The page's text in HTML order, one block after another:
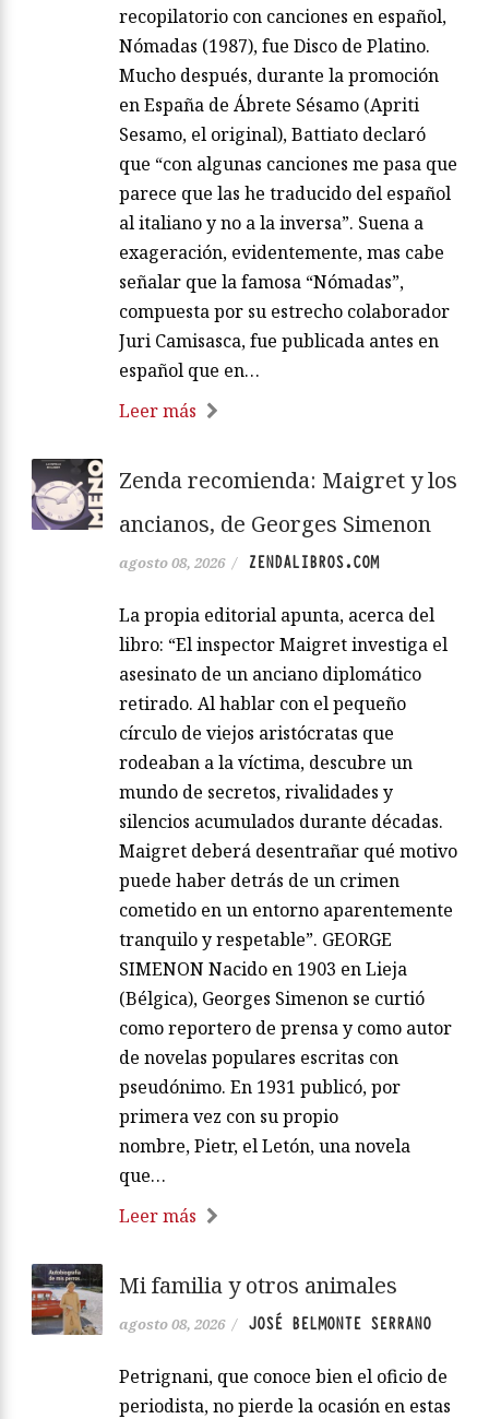
recopilatorio con canciones en español,
Nómadas (1987), fue Disco de Platino.
Mucho después, durante la promoción
en España de Ábrete Sésamo (Apriti
Sesamo, el original), Battiato declaró
que “con algunas canciones me pasa que
parece que las he traducido del español
al italiano y no a la inversa”. Suena a
exageración, evidentemente, mas cabe
señalar que la famosa “Nómadas”,
compuesta por su estrecho colaborador
Juri Camisasca, fue publicada antes en
español que en…
Leer más
Zenda recomienda: Maigret y los
ancianos, de Georges Simenon
agosto 08, 2026 / ZENDALIBROS.COM
La propia editorial apunta, acerca del
libro: “El inspector Maigret investiga el
asesinato de un anciano diplomático
retirado. Al hablar con el pequeño
círculo de viejos aristócratas que
rodeaban a la víctima, descubre un
mundo de secretos, rivalidades y
silencios acumulados durante décadas.
Maigret deberá desentrañar qué motivo
puede haber detrás de un crimen
cometido en un entorno aparentemente
tranquilo y respetable”. GEORGE
SIMENON Nacido en 1903 en Lieja
(Bélgica), Georges Simenon se curtió
como reportero de prensa y como autor
de novelas populares escritas con
pseudónimo. En 1931 publicó, por
primera vez con su propio
nombre, Pietr, el Letón, una novela
que…
Leer más
Mi familia y otros animales
agosto 08, 2026 / JOSÉ BELMONTE SERRANO
Petrignani, que conoce bien el oficio de
periodista, no pierde la ocasión en estas